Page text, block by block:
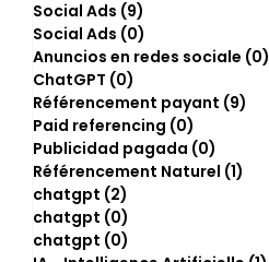
Social Ads (9)
Social Ads (0)
Anuncios en redes sociale (0)
ChatGPT (0)
Référencement payant (9)
Paid referencing (0)
Publicidad pagada (0)
Référencement Naturel (1)
chatgpt (2)
chatgpt (0)
chatgpt (0)